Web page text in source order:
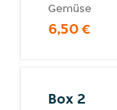
Gemüse
6,50 €
Box 2